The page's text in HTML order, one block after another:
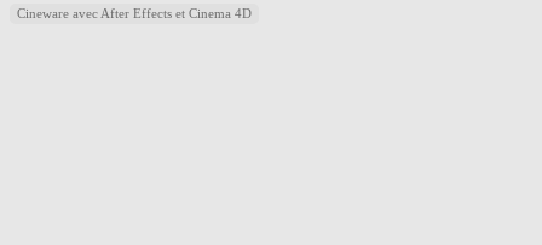
Cineware avec After Effects et Cinema 4D